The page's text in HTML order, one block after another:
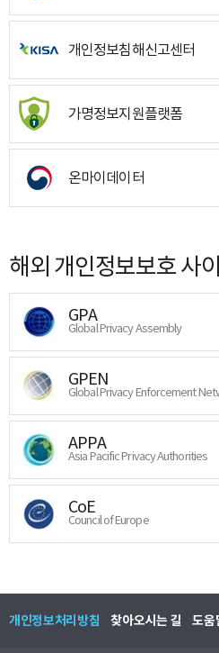
개인정보침해신고센터
가명정보지원플랫폼
온마이데이터
해외 개인정보보호 사
GPA
Global Privacy Assembly
GPEN
Global Privacy Enforcement
APPA
Asia Pacific Privacy Authorities
CoE
Council of Europe
개인정보처리방침 찾아오시는 길 도움